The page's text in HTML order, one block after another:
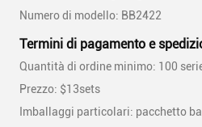
Numero di modello: BB2422
Termini di pagamento e
Quantità di ordine minimo: 100
Prezzo: $13sets
Imballaggi particolari: pacchetto